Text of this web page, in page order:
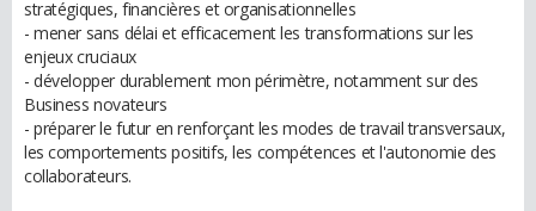
stratégiques, financières et organisationnelles
- mener sans délai et efficacement les transformations sur les
enjeux cruciaux
- développer durablement mon périmètre, notamment sur des
Business novateurs
- préparer le futur en renforçant les modes de travail transversaux,
les comportements positifs, les compétences et l'autonomie des
collaborateurs.